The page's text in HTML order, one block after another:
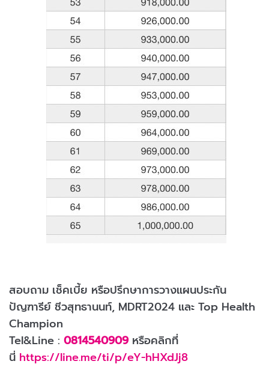
สอบถาม เช็คเบี้ย หรือปรึกษาการวางแผนประกัน
ปัญฑารีย์ ชีวสุทธานนท์, MDRT2024 และ Top Health
Champion
Tel&Line : 0814540909 หรือคลิกที่
นี่ https://line.me/ti/p/eY-hHXdJj8